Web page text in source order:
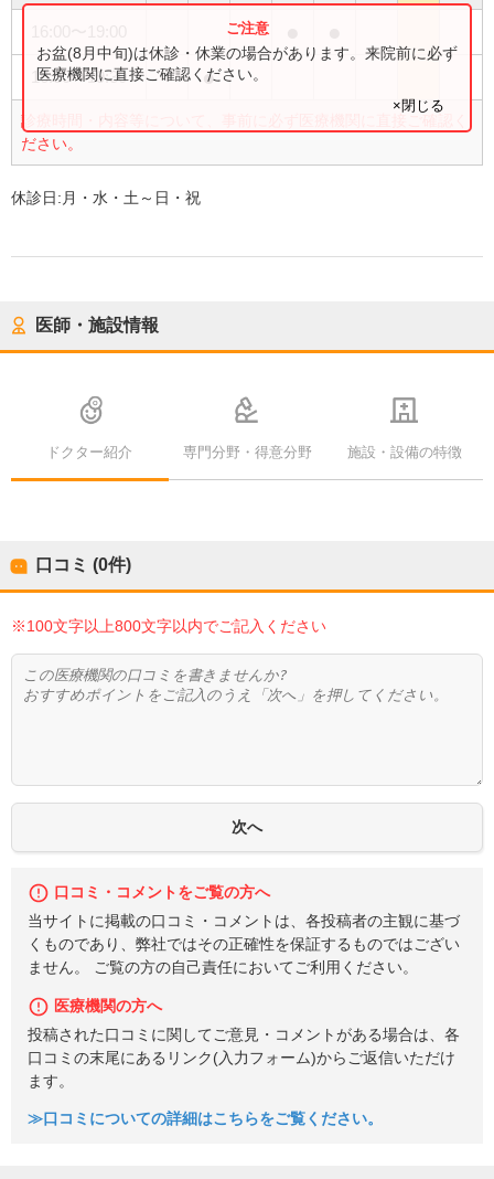
16:30〜19:30 ●
診療時間・内容等について、事前に必ず医療機関に直接ご確認く
ださい。
お盆(8月中旬)は休診・休業の場合があります。来院前に必ず
医療機関に直接ご確認ください。
×閉じる
休診日: 月・水・土～日・祝
医師・施設情報
ドクター紹介 専門分野・得意分野 施設・設備の特徴
口コミ (0件)
※100文字以上800文字以内でご記入ください
口コミ・コメントをご覧の方へ
当サイトに掲載の口コミ・コメントは、各投稿者の主観に基づ
くものであり、弊社ではその正確性を保証するものではござい
ません。 ご覧の方の自己責任においてご利用ください。
医療機関の方へ
投稿された口コミに関してご意見・コメントがある場合は、各
口コミの末尾にあるリンク(入力フォーム)からご返信いただけ
ます。
≫口コミについての詳細はこちらをご覧ください。